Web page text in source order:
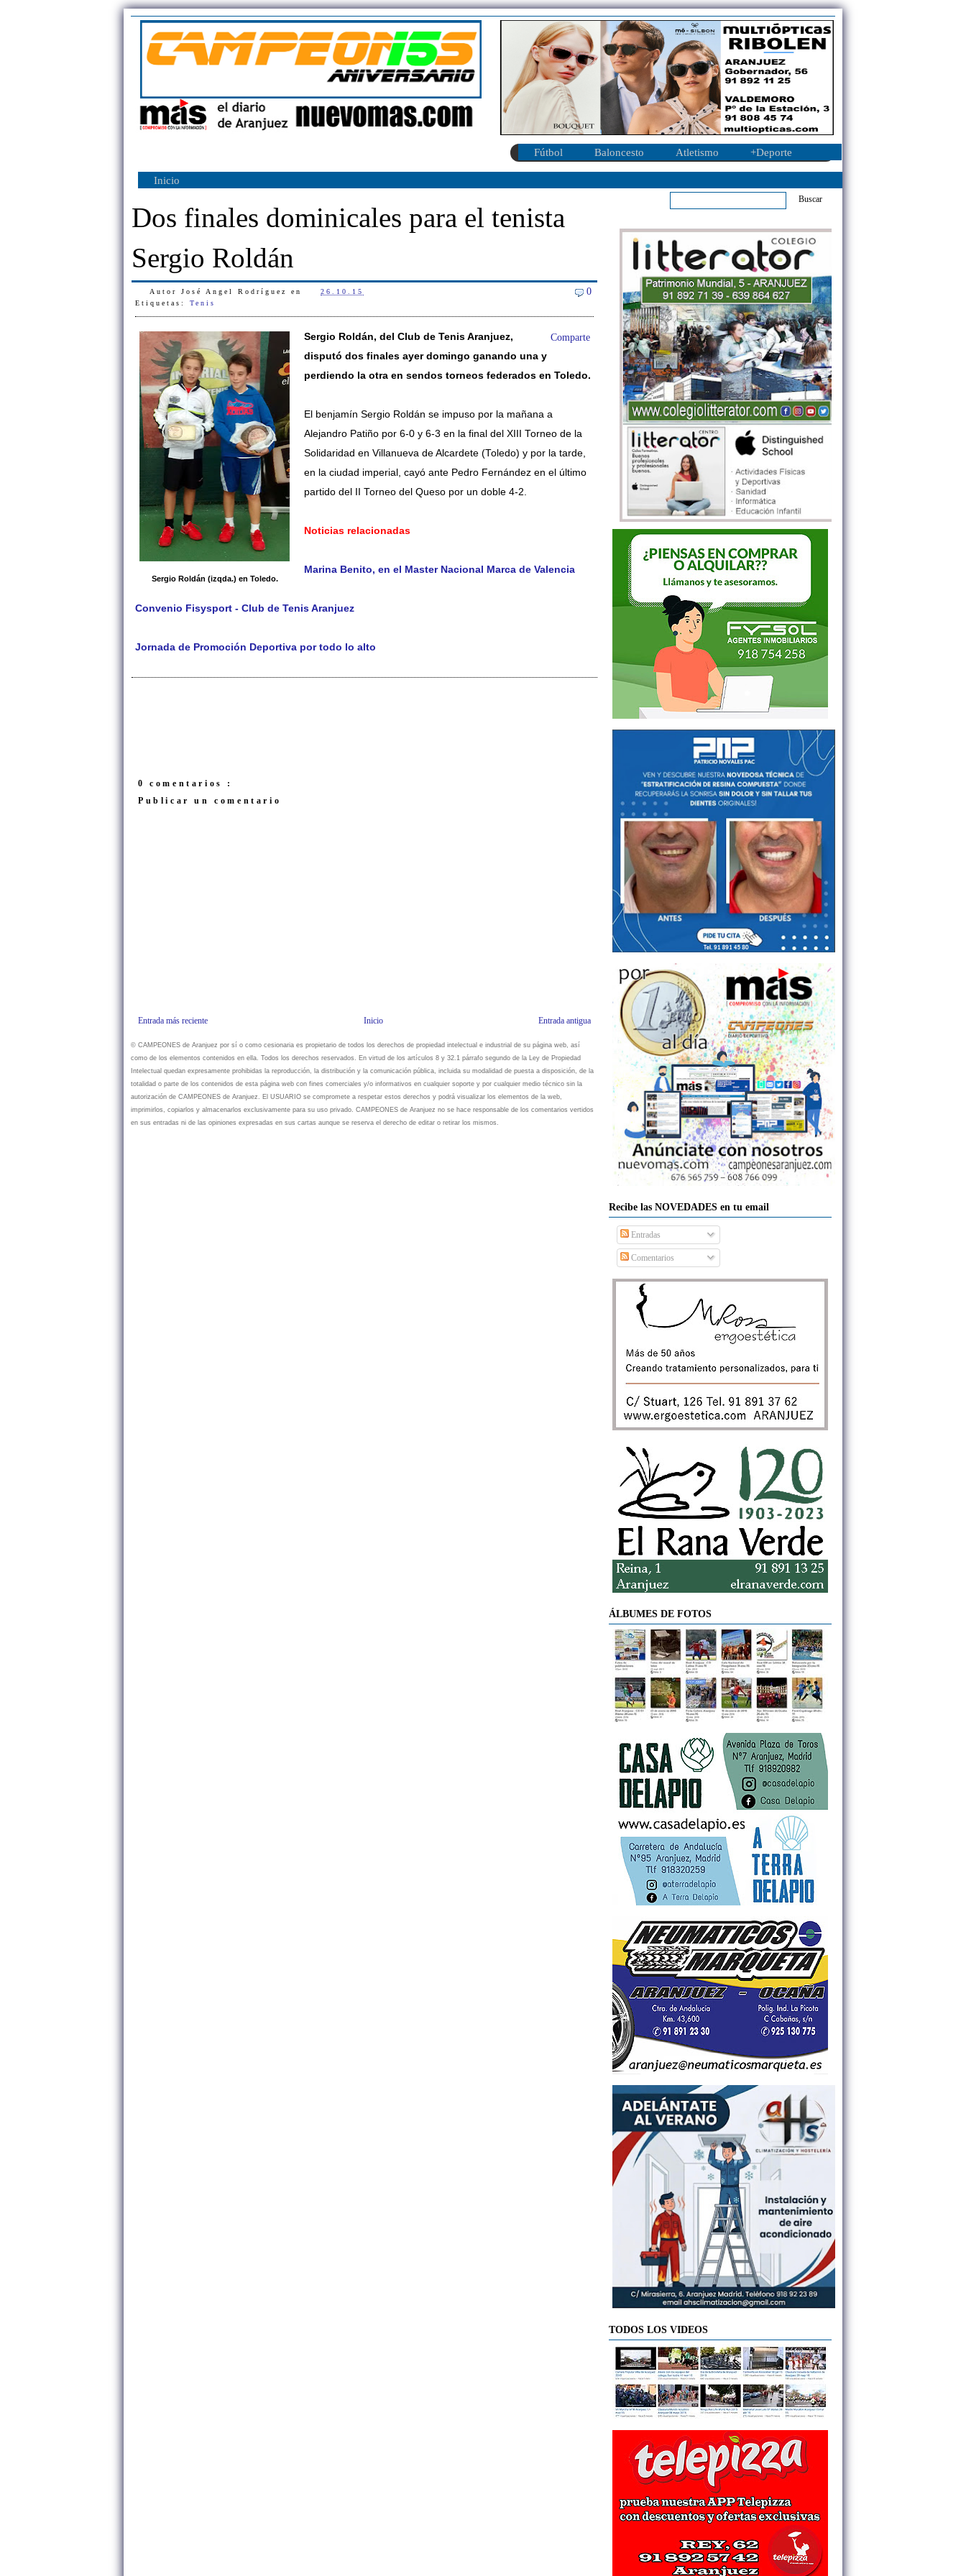
Fútbol Baloncesto Atletismo +Deporte
Inicio
Dos finales dominicales para el tenista
Sergio Roldán
Autor José Angel Rodríguez en 26.10.15 0
Etiquetas: Tenis
Comparte
Sergio Roldán (izqda.) en Toledo.
Sergio Roldán, del Club de Tenis Aranjuez,
disputó dos finales ayer domingo ganando una y
perdiendo la otra en sendos torneos federados en Toledo.
El benjamín Sergio Roldán se impuso por la mañana a
Alejandro Patiño por 6-0 y 6-3 en la final del XIII Torneo de la
Solidaridad en Villanueva de Alcardete (Toledo) y por la tarde,
en la ciudad imperial, cayó ante Pedro Fernández en el último
partido del II Torneo del Queso por un doble 4-2.
Noticias relacionadas
Marina Benito, en el Master Nacional Marca de Valencia
Convenio Fisysport - Club de Tenis Aranjuez
Jornada de Promoción Deportiva por todo lo alto
0 comentarios :
Publicar un comentario
Entrada más reciente Entrada antigua
Inicio
© CAMPEONES de Aranjuez por sí o como cesionaria es propietario de todos los derechos de propiedad intelectual e industrial de su página web, así
como de los elementos contenidos en ella. Todos los derechos reservados. En virtud de los artículos 8 y 32.1 párrafo segundo de la Ley de Propiedad
Intelectual quedan expresamente prohibidas la reproducción, la distribución y la comunicación pública, incluida su modalidad de puesta a disposición, de la
totalidad o parte de los contenidos de esta página web con fines comerciales y/o informativos en cualquier soporte y por cualquier medio técnico sin la
autorización de CAMPEONES de Aranjuez. El USUARIO se compromete a respetar estos derechos y podrá visualizar los elementos de la web,
imprimirlos, copiarlos y almacenarlos exclusivamente para su uso privado. CAMPEONES de Aranjuez no se hace responsable de los comentarios vertidos
en sus entradas ni de las opiniones expresadas en sus cartas aunque se reserva el derecho de editar o retirar los mismos.
Recibe las NOVEDADES en tu email
Entradas
Comentarios
ÁLBUMES DE FOTOS
TODOS LOS VIDEOS